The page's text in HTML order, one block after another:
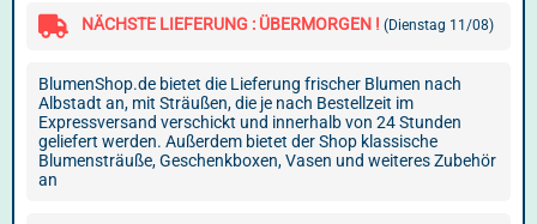
NÄCHSTE LIEFERUNG : ÜBERMORGEN ! (Dienstag 11/08)
BlumenShop.de bietet die Lieferung frischer Blumen nach
Albstadt an, mit Sträußen, die je nach Bestellzeit im
Expressversand verschickt und innerhalb von 24 Stunden
geliefert werden. Außerdem bietet der Shop klassische
Blumensträuße, Geschenkboxen, Vasen und weiteres Zubehör
an